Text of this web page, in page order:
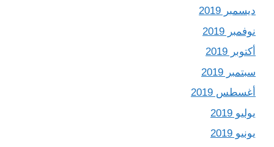
ديسمبر 2019
نوفمبر 2019
أكتوبر 2019
سبتمبر 2019
أغسطس 2019
يوليو 2019
يونيو 2019